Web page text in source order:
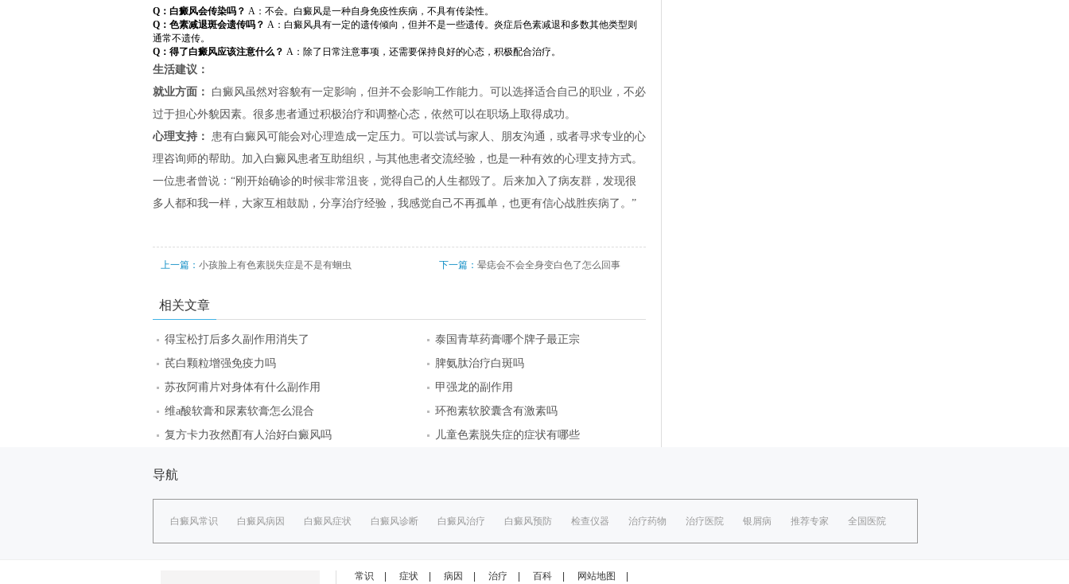
Q：白癜风会传染吗？ A：不会。白癜风是一种自身免疫性疾病，不具有传染性。
Q：色素减退斑会遗传吗？ A：白癜风具有一定的遗传倾向，但并不是一些遗传。炎症后色素减退和多数其他类型则
通常不遗传。
Q：得了白癜风应该注意什么？ A：除了日常注意事项，还需要保持良好的心态，积极配合治疗。
生活建议：
就业方面：
白癜风虽然对容貌有一定影响，但并不会影响工作能力。可以选择适合自己的职业，不必
过于担心外貌因素。很多患者通过积极治疗和调整心态，依然可以在职场上取得成功。
心理支持：
患有白癜风可能会对心理造成一定压力。可以尝试与家人、朋友沟通，或者寻求专业的心
理咨询师的帮助。加入白癜风患者互助组织，与其他患者交流经验，也是一种有效的心理支持方式。
一位患者曾说：“刚开始确诊的时候非常沮丧，觉得自己的人生都毁了。后来加入了病友群，发现很
多人都和我一样，大家互相鼓励，分享治疗经验，我感觉自己不再孤单，也更有信心战胜疾病了。”
上一篇： 小孩脸上有色素脱失症是不是有蛔虫 下一篇： 晕痣会不会全身变白色了怎么回事
相关文章
得宝松打后多久副作用消失了
芪白颗粒增强免疫力吗
苏孜阿甫片对身体有什么副作用
维a酸软膏和尿素软膏怎么混合
复方卡力孜然酊有人治好白癜风吗
泰国青草药膏哪个牌子最正宗
脾氨肽治疗白斑吗
甲强龙的副作用
环孢素软胶囊含有激素吗
儿童色素脱失症的症状有哪些
导航
白癜风常识 白癜风病因 白癜风症状 白癜风诊断 白癜风治疗 白癜风预防 检查仪器 治疗药物 治疗医院 银屑病 推荐专家 全国医院
常识 症状 病因 治疗 百科 网站地图